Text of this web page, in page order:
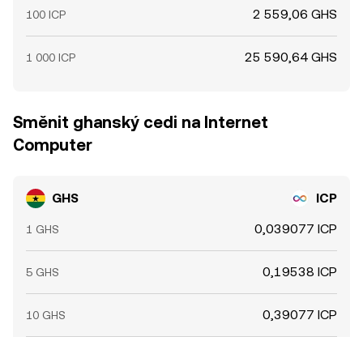
100 ICP 2 559,06 GHS
1 000 ICP 25 590,64 GHS
Směnit ghanský cedi na Internet
Computer
GHS ICP
1 GHS 0,039077 ICP
5 GHS 0,19538 ICP
10 GHS 0,39077 ICP